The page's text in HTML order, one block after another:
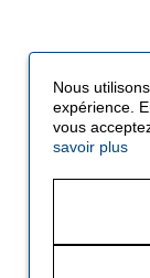
Nous
expérience.
vous
savoir plus